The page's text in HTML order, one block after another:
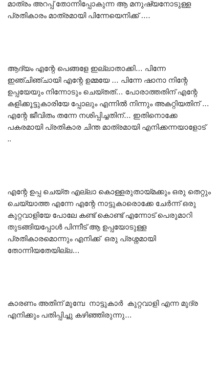
മാത്രം അറപ്പ് തോന്നിപ്പോകുന്ന ആ മനുഷ്യനോടുള്ള
പ്രതികാരം മാത്രമായി പിന്നേയെനിക്ക് ….
ആദ്യം എന്റേ പെങ്ങളേ ഇല്ലാതാക്കി… പിന്നേ
ഇഞ്ചിഞ്ചായി എന്റേ ഉമ്മയേ … പിന്നേ ഷാനാ നിന്റേ
ഉപ്പയേയും നിന്നോടും ചെയ്തത്… പോരാത്തതിന് എന്റേ
കളിക്കൂട്ടുകാരിയേ പ്പോലും എന്നിൽ നിന്നും അകറ്റിയതിന് …
എന്റേ ജീവിതം തന്നേ നശിപ്പിച്ചതിന്… ഇതിനൊക്കേ
പകരമായി പ്രതികാര ചിന്ത മാത്രമായി എനിക്കന്നയാളോട്
..
എന്റേ ഉപ്പ ചെയ്ത എല്ലാ കൊള്ളരുതായ്മക്കും ഒരു തെറ്റും
ചെയ്യാത്ത എന്നേ എന്റേ നാട്ടുകാരൊക്കേ ചേർന്ന് ഒരു
കുറ്റവാളിയേ പോലേ കണ്ട് കൊണ്ട് എന്നോട് പെരുമാറി
തുടങ്ങിയപ്പോൾ പിന്നീട് ആ ഉപ്പയോടുള്ള
പ്രതികാരമൊന്നും എനിക്ക് ഒരു പ്രശ്നമായി
തോന്നിയതേയില്ല…
കാരണം അതിന് മുമ്പേ നാട്ടുകാർ കുറ്റവാളി എന്ന മുദ്ര
എനിക്കും പതിപ്പിച്ചു കഴിഞ്ഞിരുന്നു…